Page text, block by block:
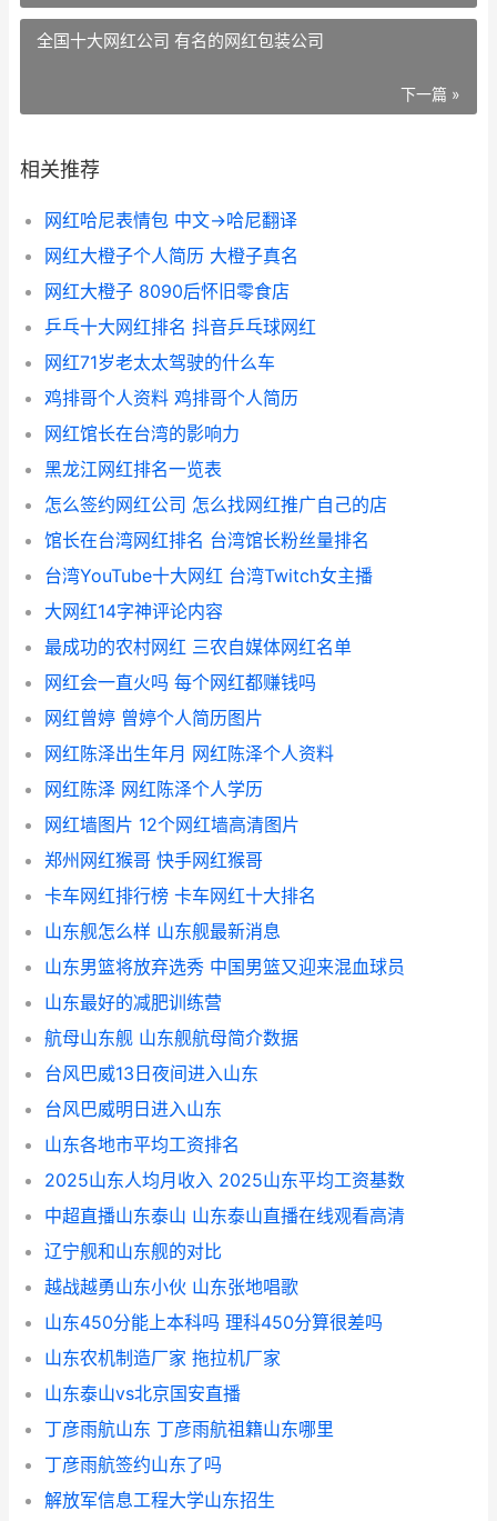
全国十大网红公司 有名的网红包装公司
下一篇 »
相关推荐
网红哈尼表情包 中文→哈尼翻译
网红大橙子个人简历 大橙子真名
网红大橙子 8090后怀旧零食店
乒乓十大网红排名 抖音乒乓球网红
网红71岁老太太驾驶的什么车
鸡排哥个人资料 鸡排哥个人简历
网红馆长在台湾的影响力
黑龙江网红排名一览表
怎么签约网红公司 怎么找网红推广自己的店
馆长在台湾网红排名 台湾馆长粉丝量排名
台湾YouTube十大网红 台湾Twitch女主播
大网红14字神评论内容
最成功的农村网红 三农自媒体网红名单
网红会一直火吗 每个网红都赚钱吗
网红曾婷 曾婷个人简历图片
网红陈泽出生年月 网红陈泽个人资料
网红陈泽 网红陈泽个人学历
网红墙图片 12个网红墙高清图片
郑州网红猴哥 快手网红猴哥
卡车网红排行榜 卡车网红十大排名
山东舰怎么样 山东舰最新消息
山东男篮将放弃选秀 中国男篮又迎来混血球员
山东最好的减肥训练营
航母山东舰 山东舰航母简介数据
台风巴威13日夜间进入山东
台风巴威明日进入山东
山东各地市平均工资排名
2025山东人均月收入 2025山东平均工资基数
中超直播山东泰山 山东泰山直播在线观看高清
辽宁舰和山东舰的对比
越战越勇山东小伙 山东张地唱歌
山东450分能上本科吗 理科450分算很差吗
山东农机制造厂家 拖拉机厂家
山东泰山vs北京国安直播
丁彦雨航山东 丁彦雨航祖籍山东哪里
丁彦雨航签约山东了吗
解放军信息工程大学山东招生